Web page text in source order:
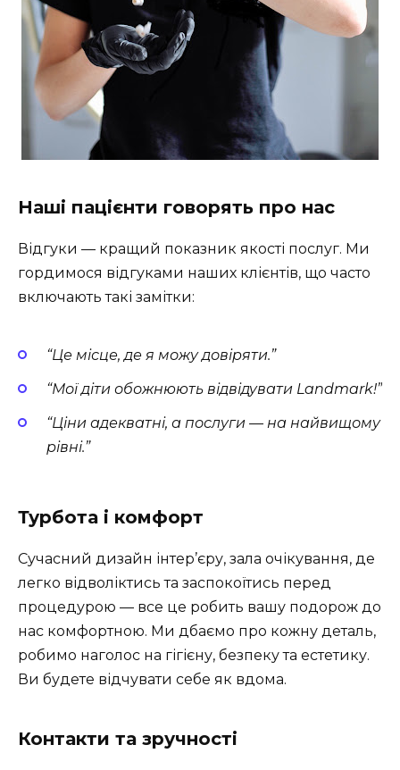
Наші пацієнти говорять про нас
Відгуки — кращий показник якості послуг. Ми
гордимося відгуками наших клієнтів, що часто
включають такі замітки:
“Це місце, де я можу довіряти.”
“Мої діти обожнюють відвідувати Landmark!”
“Ціни адекватні, а послуги — на найвищому
рівні.”
Турбота і комфорт
Сучасний дизайн інтер’єру, зала очікування, де
легко відволіктись та заспокоїтись перед
процедурою — все це робить вашу подорож до
нас комфортною. Ми дбаємо про кожну деталь,
робимо наголос на гігієну, безпеку та естетику.
Ви будете відчувати себе як вдома.
Контакти та зручності